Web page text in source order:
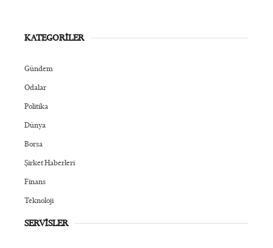
KATEGORİLER
Gündem
Odalar
Politika
Dünya
Borsa
Şirket Haberleri
Finans
Teknoloji
SERVİSLER